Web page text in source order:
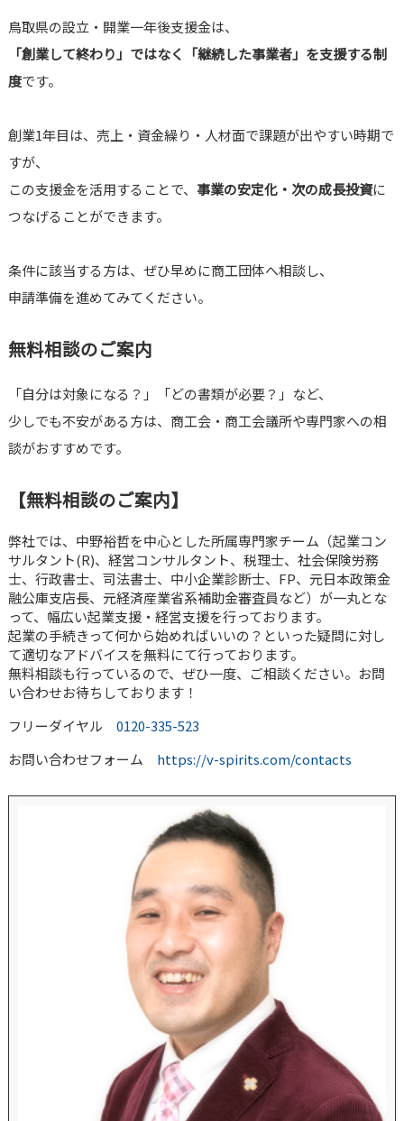
鳥取県の設立・開業一年後支援金は、
「創業して終わり」ではなく「継続した事業者」を支援する制
度です。
創業1年目は、売上・資金繰り・人材面で課題が出やすい時期で
すが、
この支援金を活用することで、 事業の安定化・次の成長投資に
つなげることができます。
条件に該当する方は、ぜひ早めに商工団体へ相談し、
申請準備を進めてみてください。
無料相談のご案内
「自分は対象になる？」「どの書類が必要？」など、
少しでも不安がある方は、商工会・商工会議所や専門家への相
談がおすすめです。
【無料相談のご案内】
弊社では、中野裕哲を中心とした所属専門家チーム（起業コン
サルタント(R)、経営コンサルタント、税理士、社会保険労務
士、行政書士、司法書士、中小企業診断士、FP、元日本政策金
融公庫支店長、元経済産業省系補助金審査員など）が一丸とな
って、幅広い起業支援・経営支援を行っております。
起業の手続きって何から始めればいいの？といった疑問に対し
て適切なアドバイスを無料にて行っております。
無料相談も行っているので、ぜひ一度、ご相談ください。お問
い合わせお待ちしております！
フリーダイヤル 0120-335-523
お問い合わせフォーム https://v-spirits.com/contacts